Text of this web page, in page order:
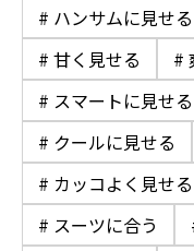
# ハンサムに見せる
# 甘く見せる
#
# スマートに見せる
# クールに見せる
# カッコよく見せる
# スーツに合う